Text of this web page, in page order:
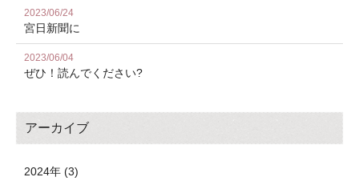
2023/06/24
宮日新聞に
2023/06/04
ぜひ！読んでください?
アーカイブ
2024年 (3)